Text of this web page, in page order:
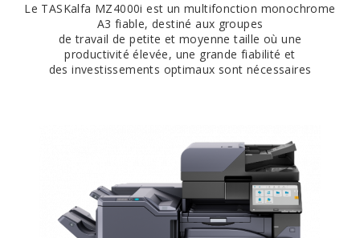
Le TASKalfa MZ4000i est un multifonction monochrome
A3 fiable, destiné aux groupes
de travail de petite et moyenne taille où une
productivité élevée, une grande fiabilité et
des investissements optimaux sont nécessaires